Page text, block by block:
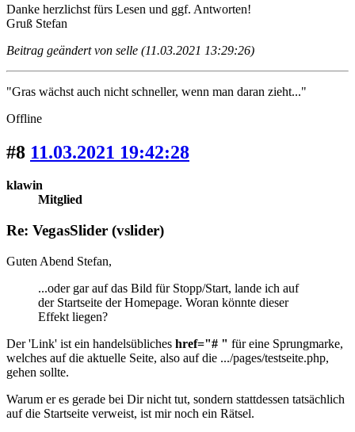
Danke herzlichst fürs Lesen und ggf. Antworten!
Gruß Stefan
Beitrag geändert von selle (11.03.2021 13:29:26)
"Gras wächst auch nicht schneller, wenn man daran zieht..."
Offline
#8 11.03.2021 19:42:28
klawin
Mitglied
Re: VegasSlider (vslider)
Guten Abend Stefan,
...oder gar auf das Bild für Stopp/Start, lande ich auf
der Startseite der Homepage. Woran könnte dieser
Effekt liegen?
Der 'Link' ist ein handelsübliches href="# " für eine Sprungmarke,
welches auf die aktuelle Seite, also auf die .../pages/testseite.php,
gehen sollte.
Warum er es gerade bei Dir nicht tut, sondern stattdessen tatsächlich
auf die Startseite verweist, ist mir noch ein Rätsel.